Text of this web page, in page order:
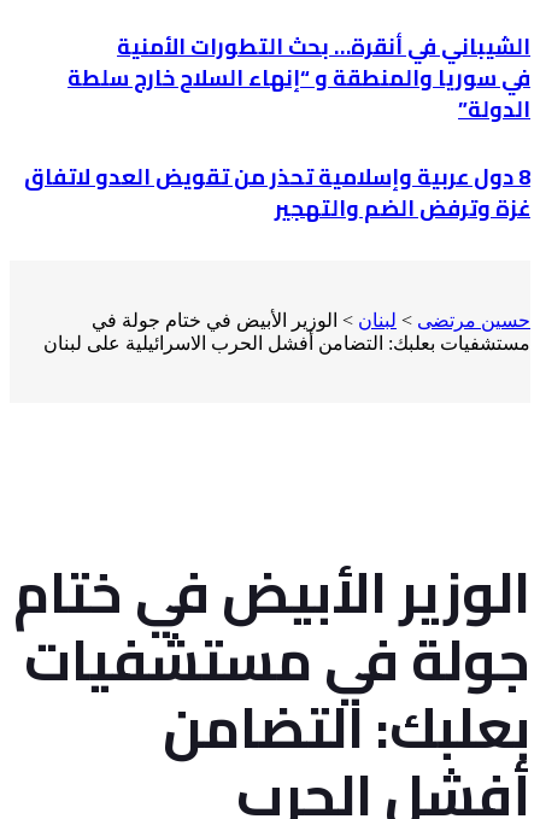
الشيباني في أنقرة… بحث التطورات الأمنية
في سوريا والمنطقة و “إنهاء السلاح خارج سلطة
الدولة”
8 دول عربية وإسلامية تحذر من تقويض العدو لاتفاق
غزة وترفض الضم والتهجير
حسين مرتضى > لبنان > الوزير الأبيض في ختام جولة في
مستشفيات بعلبك: التضامن أفشل الحرب الاسرائيلية على لبنان
الوزير الأبيض في ختام
جولة في مستشفيات
بعلبك: التضامن
أفشل الحرب